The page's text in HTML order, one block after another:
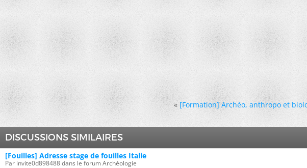
« [Formation] Archéo, anthropo et
DISCUSSIONS SIMILAIRES
[Fouilles] Adresse stage de fouilles Italie
Par invite0d898488 dans le forum Archéologie